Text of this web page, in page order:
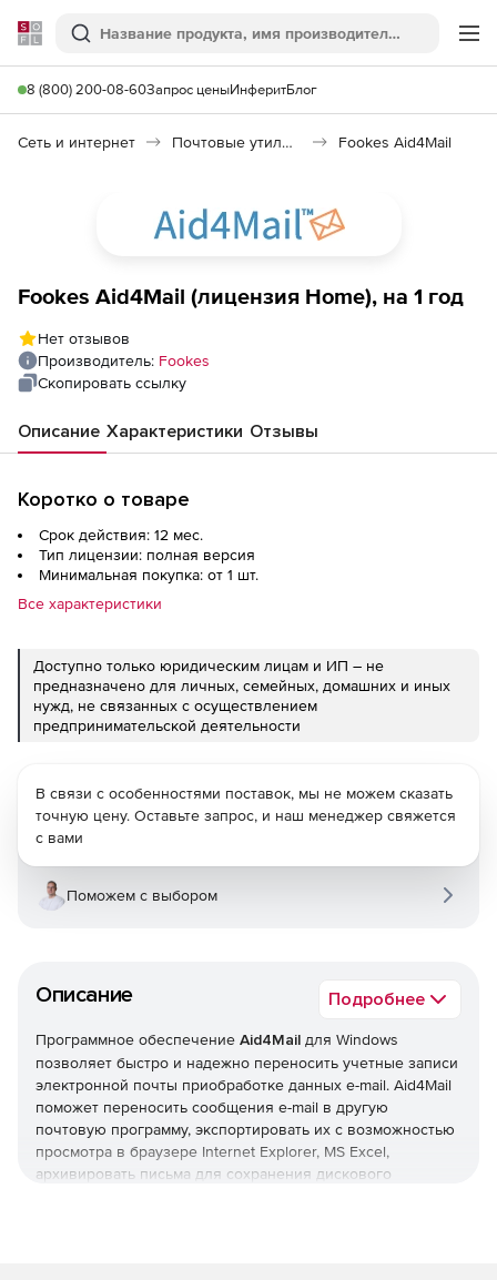
Softline
Поиск
8 (800) 200-08-60Запрос ценыИнферитБлог
Сеть и интернет Почтовые утилиты Fookes Aid4Mail
Fookes Aid4Mail (лицензия Home), на 1 год
Нет отзывов
Производитель: Fookes
Скопировать ссылку
Описание Характеристики Отзывы
Коротко о товаре
Срок действия: 12 мес.
Тип лицензии: полная версия
Минимальная покупка: от 1 шт.
Все характеристики
Доступно только юридическим лицам и ИП – не
предназначено для личных, семейных, домашних и иных
нужд, не связанных с осуществлением
предпринимательской деятельности
Описание Подробнее
Программное обеспечение Aid4Mail для Windows
позволяет быстро и надежно переносить учетные записи
электронной почты приобработке данных e-mail. Aid4Mail
поможет переносить сообщения e-mail в другую
почтовую программу, экспортировать их с возможностью
просмотра в браузере Internet Explorer, MS Excel,
архивировать письма для сохранения дискового
В связи с особенностями поставок, мы не можем сказать
точную цену. Оставьте запрос, и наш менеджер свяжется
с вами
Поможем с выбором